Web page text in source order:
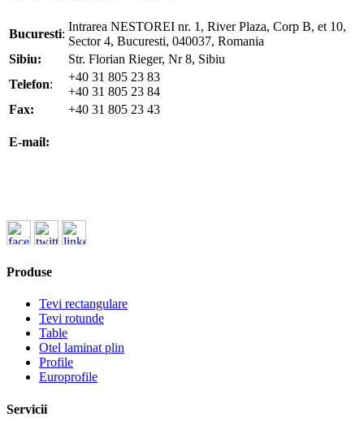
Bucuresti:
Intrarea NESTOREI nr. 1, River Plaza, Corp B, et 10,
Sector 4, Bucuresti, 040037, Romania
Sibiu:
Str. Florian Rieger, Nr 8, Sibiu
Telefon:
+40 31 805 23 83
+40 31 805 23 84
Fax:
+40 31 805 23 43
E-mail:
Produse
Tevi rectangulare
Tevi rotunde
Table
Otel laminat plin
Profile
Europrofile
Servicii